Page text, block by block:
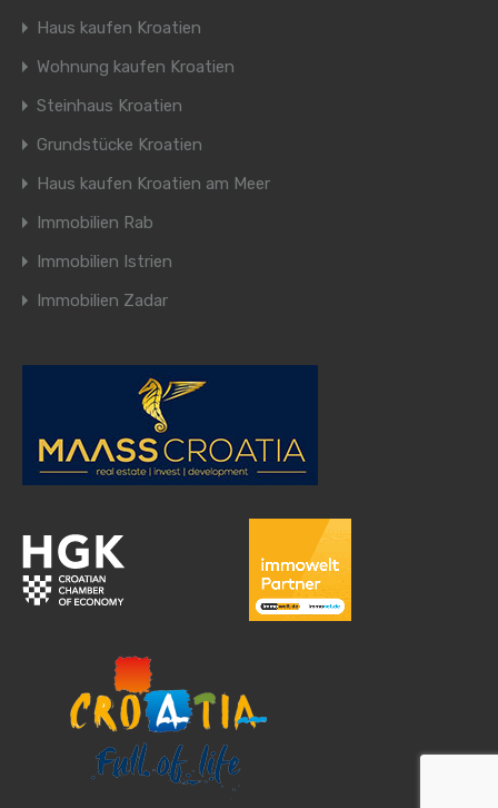
Haus kaufen Kroatien
Wohnung kaufen Kroatien
Steinhaus Kroatien
Grundstücke Kroatien
Haus kaufen Kroatien am Meer
Immobilien Rab
Immobilien Istrien
Immobilien Zadar